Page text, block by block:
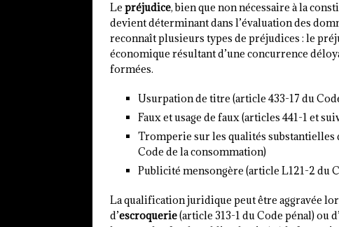
Le préjudice, bien que non nécessaire à la
devient déterminant dans l’évaluation des
reconnaît plusieurs types de préjudices : le
économique résultant d’une concurrence
formées.
Usurpation de titre (article 433-17 du
Faux et usage de faux (articles 441-1 et
Tromperie sur les qualités substantielles
Code de la consommation)
Publicité mensongère (article L121-2 du
La qualification juridique peut être aggravée
d’escroquerie(article 313-1 du Code pénal) ou d’